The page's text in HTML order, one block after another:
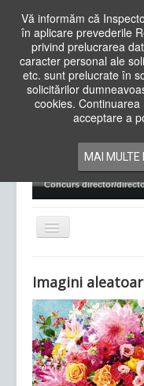
Vă informăm că
în aplicare prevederile
privind prelucrarea
caracter personal ale
etc. sunt prelucrate în
solicitărilor
cookies.
acceptare a
MAI MULTE
Cauta
in
siteAcasa
Examene Naționale
Concurs director/
Comută
navigarea
Ultimele articole: Vi,
Imagini